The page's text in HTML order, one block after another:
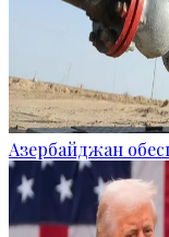
Азербайджан